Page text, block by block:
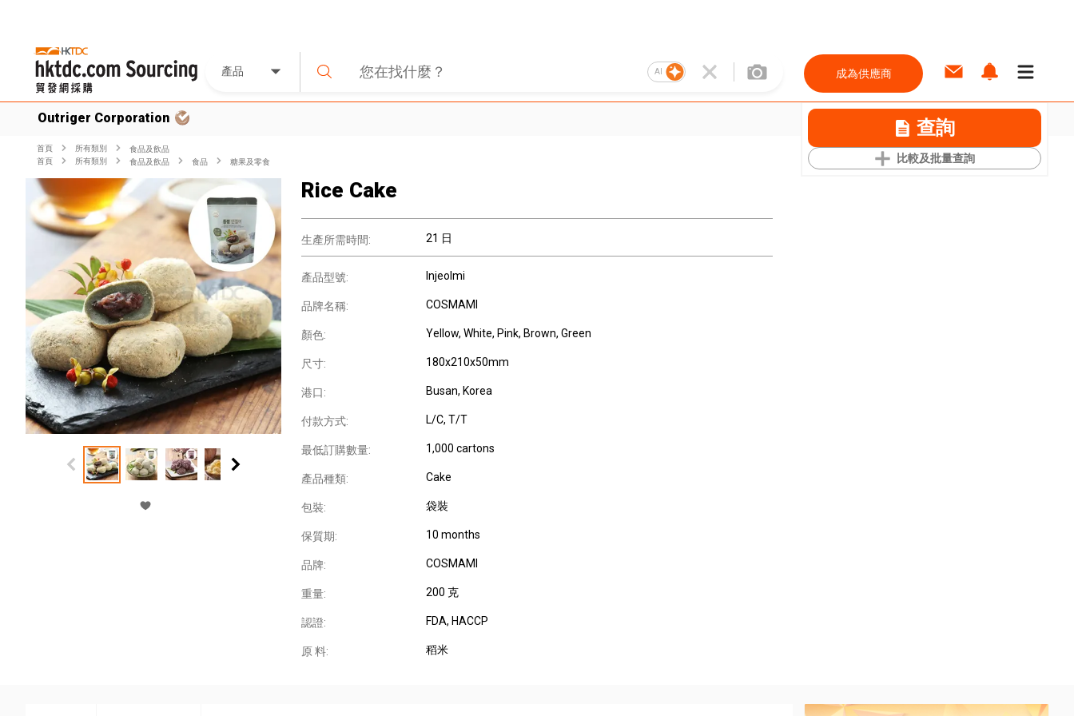
產品 AI 成為供應商
Outriger Corporation 查詢
比較及批量查詢
首頁 所有類別
食品及飲品
首頁
所有類別 食品及飲品 食品 糖果及零食
Rice Cake
生產所需時間: 21 日
產品型號: Injeolmi
品牌名稱: COSMAMI
顏色: Yellow, White, Pink, Brown, Green
尺寸: 180x210x50mm
港口: Busan, Korea
付款方式: L/C, T/T
最低訂購數量: 1,000 cartons
產品種類: Cake
包裝: 袋裝
保質期: 10 months
品牌: COSMAMI
重量: 200 克
認證: FDA, HACCP
原 料: 稻米